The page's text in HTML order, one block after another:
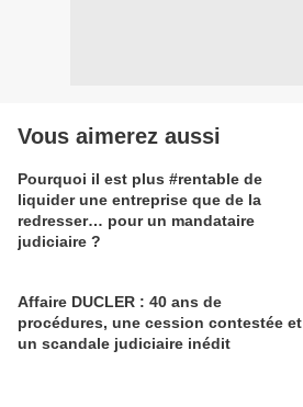
Vous aimerez aussi
Pourquoi il est plus #rentable de
liquider une entreprise que de la
redresser… pour un mandataire
judiciaire ?
Affaire DUCLER : 40 ans de
procédures, une cession contestée et
un scandale judiciaire inédit